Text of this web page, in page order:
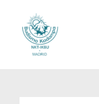
contenido